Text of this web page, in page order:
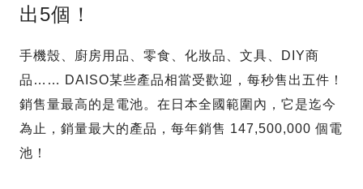
出5個！
手機殼、廚房用品、零食、化妝品、文具、DIY商
品…… DAISO某些產品相當受歡迎，每秒售出五件！
銷售量最高的是電池。在日本全國範圍內，它是迄今
為止，銷量最大的產品，每年銷售 147,500,000 個電
池！